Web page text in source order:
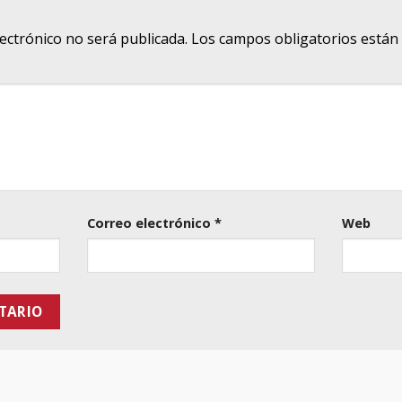
no será publicada. Los campos obligatorios
Correo electrónico* Web